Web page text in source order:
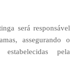
será responsável
assegurando o
pela